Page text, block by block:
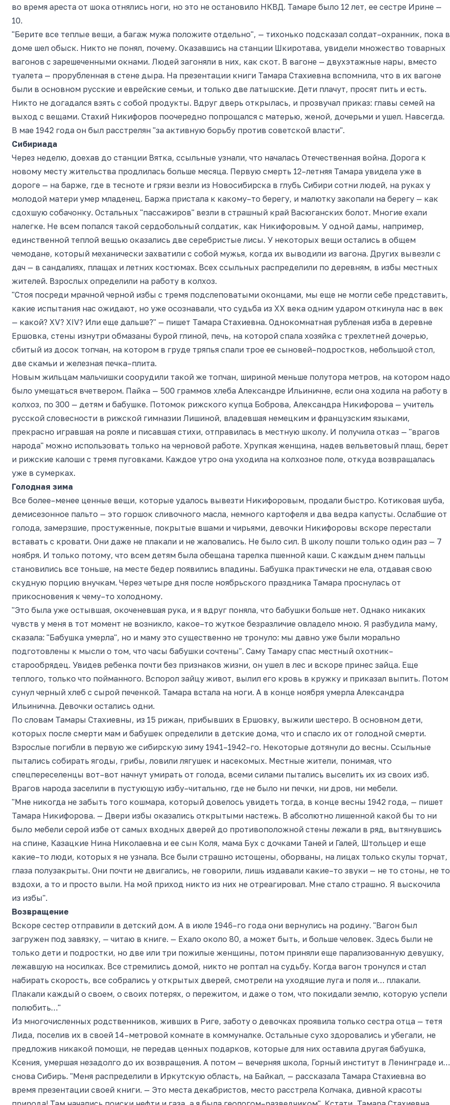
во время ареста от шока отнялись ноги, но это не остановило НКВД. Тамаре было 12 лет, ее сестре Ирине —
10.
"Берите все теплые вещи, а багаж мужа положите отдельно", — тихонько подсказал солдат–охранник, пока в
доме шел обыск. Никто не понял, почему. Оказавшись на станции Шкиротава, увидели множество товарных
вагонов с зарешеченными окнами. Людей загоняли в них, как скот. В вагоне — двухэтажные нары, вместо
туалета — прорубленная в стене дыра. На презентации книги Тамара Стахиевна вспомнила, что в их вагоне
были в основном русские и еврейские семьи, и только две латышские. Дети плачут, просят пить и есть.
Никто не догадался взять с собой продукты. Вдруг дверь открылась, и прозвучал приказ: главы семей на
выход с вещами. Стахий Никифоров поочередно попрощался с матерью, женой, дочерьми и ушел. Навсегда.
В мае 1942 года он был расстрелян "за активную борьбу против советской власти".
Сибириада
Через неделю, доехав до станции Вятка, ссыльные узнали, что началась Отечественная война. Дорога к
новому месту жительства продлилась больше месяца. Первую смерть 12–летняя Тамара увидела уже в
дороге — на барже, где в тесноте и грязи везли из Новосибирска в глубь Сибири сотни людей, на руках у
молодой матери умер младенец. Баржа пристала к какому–то берегу, и малютку закопали на берегу — как
сдохшую собачонку. Остальных "пассажиров" везли в страшный край Васюганских болот. Многие ехали
налегке. Не всем попался такой сердобольный солдатик, как Никифоровым. У одной дамы, например,
единственной теплой вещью оказались две серебристые лисы. У некоторых вещи остались в общем
чемодане, который механически захватили с собой мужья, когда их выводили из вагона. Других вывезли с
дач — в сандалиях, плащах и летних костюмах. Всех ссыльных распределили по деревням, в избы местных
жителей. Взрослых определили на работу в колхоз.
"Стоя посреди мрачной черной избы с тремя подслеповатыми оконцами, мы еще не могли себе представить,
какие испытания нас ожидают, но уже осознавали, что судьба из XX века одним ударом откинула нас в век
— какой? XV? XIV? Или еще дальше?" — пишет Тамара Стахиевна. Однокомнатная рубленая изба в деревне
Ершовка, стены изнутри обмазаны бурой глиной, печь, на которой спала хозяйка с трехлетней дочерью,
сбитый из досок топчан, на котором в груде тряпья спали трое ее сыновей–подростков, небольшой стол,
две скамьи и железная печка–плита.
Новым жильцам мальчишки соорудили такой же топчан, шириной меньше полутора метров, на котором надо
было умещаться вчетвером. Пайка — 500 граммов хлеба Александре Ильиничне, если она ходила на работу в
колхоз, по 300 — детям и бабушке. Потомок рижского купца Боброва, Александра Никифорова — учитель
русской словесности в рижской гимназии Лишиной, владевшая немецким и французским языками,
прекрасно игравшая на рояле и писавшая стихи, отправилась в местную школу. И получила отказ — "врагов
народа" можно использовать только на черновой работе. Хрупкая женщина, надев вельветовый плащ, берет
и рижские калоши с тремя пуговками. Каждое утро она уходила на колхозное поле, откуда возвращалась
уже в сумерках.
Голодная зима
Все более–менее ценные вещи, которые удалось вывезти Никифоровым, продали быстро. Котиковая шуба,
демисезонное пальто — это горшок сливочного масла, немного картофеля и два ведра капусты. Ослабшие от
голода, замерзшие, простуженные, покрытые вшами и чирьями, девочки Никифоровы вскоре перестали
вставать с кровати. Они даже не плакали и не жаловались. Не было сил. В школу пошли только один раз — 7
ноября. И только потому, что всем детям была обещана тарелка пшенной каши. С каждым днем пальцы
становились все тоньше, на месте бедер появились впадины. Бабушка практически не ела, отдавая свою
скудную порцию внучкам. Через четыре дня после ноябрьского праздника Тамара проснулась от
прикосновения к чему–то холодному.
"Это была уже остывшая, окоченевшая рука, и я вдруг поняла, что бабушки больше нет. Однако никаких
чувств у меня в тот момент не возникло, какое–то жуткое безразличие овладело мною. Я разбудила маму,
сказала: "Бабушка умерла", но и маму это существенно не тронуло: мы давно уже были морально
подготовлены к мысли о том, что часы бабушки сочтены". Саму Тамару спас местный охотник–
старообрядец. Увидев ребенка почти без признаков жизни, он ушел в лес и вскоре принес зайца. Еще
теплого, только что пойманного. Вспорол зайцу живот, вылил его кровь в кружку и приказал выпить. Потом
сунул черный хлеб с сырой печенкой. Тамара встала на ноги. А в конце ноября умерла Александра
Ильинична. Девочки остались одни.
По словам Тамары Стахиевны, из 15 рижан, прибывших в Ершовку, выжили шестеро. В основном дети,
которых после смерти мам и бабушек определили в детские дома, что и спасло их от голодной смерти.
Взрослые погибли в первую же сибирскую зиму 1941–1942–го. Некоторые дотянули до весны. Ссыльные
пытались собирать ягоды, грибы, ловили лягушек и насекомых. Местные жители, понимая, что
спецпереселенцы вот–вот начнут умирать от голода, всеми силами пытались выселить их из своих изб.
Врагов народа заселили в пустующую избу–читальню, где не было ни печки, ни дров, ни мебели.
"Мне никогда не забыть того кошмара, который довелось увидеть тогда, в конце весны 1942 года, — пишет
Тамара Никифорова. — Двери избы оказались открытыми настежь. В абсолютно лишенной какой бы то ни
было мебели серой избе от самых входных дверей до противоположной стены лежали в ряд, вытянувшись
на спине, Казацкие Нина Николаевна и ее сын Коля, мама Бух с дочками Таней и Галей, Штольцер и еще
какие–то люди, которых я не узнала. Все были страшно истощены, оборваны, на лицах только скулы торчат,
глаза полузакрыты. Они почти не двигались, не говорили, лишь издавали какие–то звуки — не то стоны, не то
вздохи, а то и просто выли. На мой приход никто из них не отреагировал. Мне стало страшно. Я выскочила
из избы".
Возвращение
Вскоре сестер отправили в детский дом. А в июле 1946–го года они вернулись на родину. "Вагон был
загружен под завязку, — читаю в книге. — Ехало около 80, а может быть, и больше человек. Здесь были не
только дети и подростки, но две или три пожилые женщины, потом приняли еще парализованную девушку,
лежавшую на носилках. Все стремились домой, никто не роптал на судьбу. Когда вагон тронулся и стал
набирать скорость, все собрались у открытых дверей, смотрели на уходящие луга и поля и… плакали.
Плакали каждый о своем, о своих потерях, о пережитом, и даже о том, что покидали землю, которую успели
полюбить…"
Из многочисленных родственников, живших в Риге, заботу о девочках проявила только сестра отца — тетя
Лида, поселив их в своей 14–метровой комнате в коммуналке. Остальные сухо здоровались и убегали, не
предложив никакой помощи, не передав ценных подарков, которые для них оставила другая бабушка,
Ксения, умершая незадолго до их возвращения. А потом — вечерняя школа, Горный институт в Ленинграде и…
снова Сибирь. "Меня распределили в Иркутскую область, на Байкал, — рассказала Тамара Стахиевна во
время презентации своей книги. — Это места декабристов, место расстрела Колчака, дивной красоты